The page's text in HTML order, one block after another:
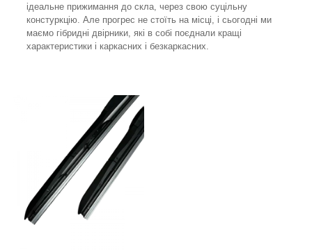
ідеальне прижимання до скла, через свою суцільну
констуркцію. Але прогрес не стоїть на місці, і сьогодні ми
маємо гібридні двірники, які в собі поєднали кращі
характеристики і каркасних і безкаркасних.